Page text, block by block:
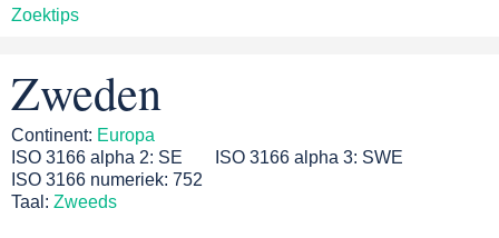
Zoektips
Zweden
Continent: Europa
ISO 3166 alpha 2: SE ISO 3166 alpha 3: SWE
ISO 3166 numeriek: 752
Taal: Zweeds